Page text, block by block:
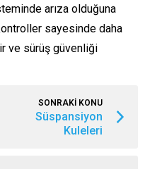
arıza olduğuna
sayesinde daha
ve sürüş güvenliği
SONRAKİ KONU
Süspansiyon
Kuleleri